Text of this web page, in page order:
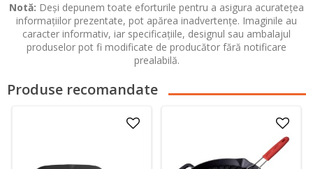
Notă: Deși depunem toate eforturile pentru a asigura acuratețea
informațiilor prezentate, pot apărea inadvertențe. Imaginile au
caracter informativ, iar specificațiile, designul sau ambalajul
produselor pot fi modificate de producător fără notificare
prealabilă.
Produse recomandate